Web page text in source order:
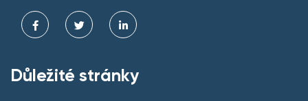
Důležité stránky